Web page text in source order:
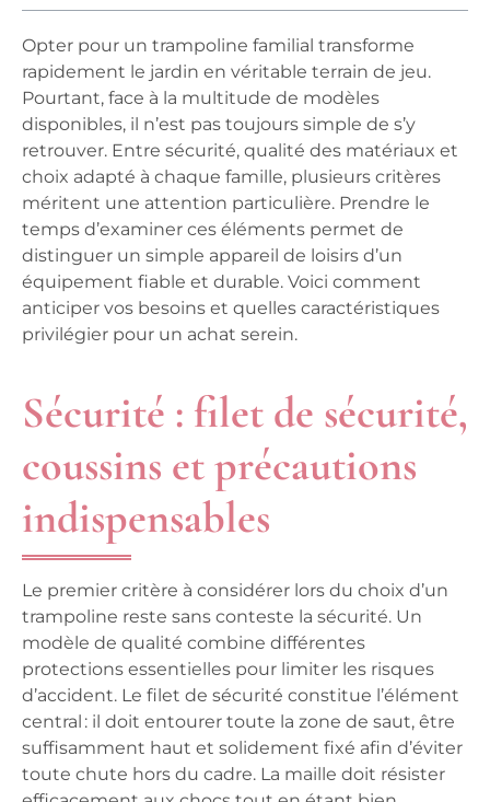
Opter pour un trampoline familial transforme
rapidement le jardin en véritable terrain de jeu.
Pourtant, face à la multitude de modèles
disponibles, il n’est pas toujours simple de s’y
retrouver. Entre sécurité, qualité des matériaux et
choix adapté à chaque famille, plusieurs critères
méritent une attention particulière. Prendre le
temps d’examiner ces éléments permet de
distinguer un simple appareil de loisirs d’un
équipement fiable et durable. Voici comment
anticiper vos besoins et quelles caractéristiques
privilégier pour un achat serein.
Sécurité : filet de sécurité,
coussins et précautions
indispensables
Le premier critère à considérer lors du choix d’un
trampoline reste sans conteste la sécurité. Un
modèle de qualité combine différentes
protections essentielles pour limiter les risques
d’accident. Le filet de sécurité constitue l’élément
central : il doit entourer toute la zone de saut, être
suffisamment haut et solidement fixé afin d’éviter
toute chute hors du cadre. La maille doit résister